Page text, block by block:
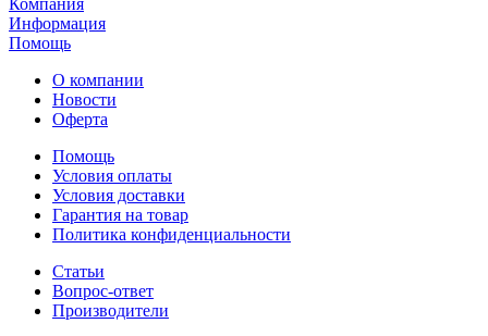
Информация
Помощь
О компании
Новости
Оферта
Помощь
Условия оплаты
Условия доставки
Гарантия на товар
Политика конфиденциальности
Статьи
Вопрос-ответ
Производители